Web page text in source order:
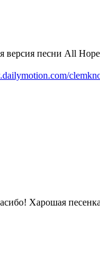
версия песни All
Харошая